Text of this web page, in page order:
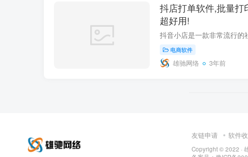
抖店打单软件,批量打
超好用!
电商软件
雄驰网络 3年前
友链申请 软件
Copyright © 2022 ·